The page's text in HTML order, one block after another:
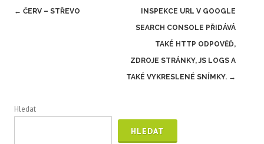
Post
← ČERV – STŘEVO
INSPEKCE URL V GOOGLE
SEARCH CONSOLE PŘIDÁVÁ
TAKÉ HTTP ODPOVĚĎ,
ZDROJE STRÁNKY, JS LOGS A
TAKÉ VYKRESLENÉ SNÍMKY. →
Hledat
HLEDAT